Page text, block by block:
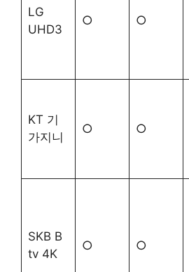
LG
UHD3
○ ○
KT 기
가지니
○ ○
SKB B
tv 4K
○ ○